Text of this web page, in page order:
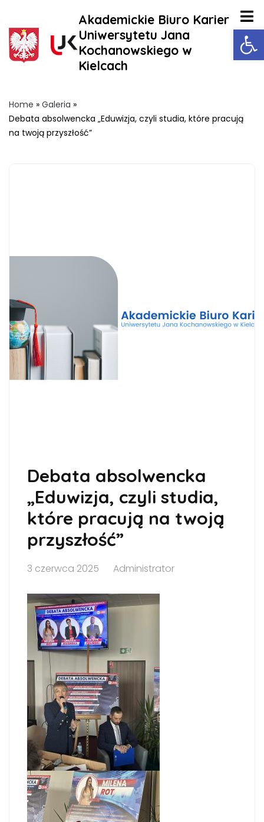
Akademickie Biuro Karier
Uniwersytetu Jana
Kochanowskiego w
Kielcach
Home » Galeria »
Debata absolwencka „Eduwizja, czyli studia, które pracują
na twoją przyszłość”
Debata absolwencka
„Eduwizja, czyli studia,
które pracują na twoją
przyszłość”
3 czerwca 2025 Administrator